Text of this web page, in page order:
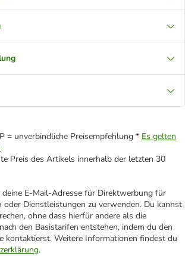
= unverbindliche Preisempfehlung * Es gelten
Preis des Artikels innerhalb der letzten 30
E-Mail-Adresse für Direktwerbung für
oder Dienstleistungen zu verwenden. Du kannst
ohne dass hierfür andere als die
den Basistarifen entstehen, indem du den
kontaktierst. Weitere Informationen findest du
.